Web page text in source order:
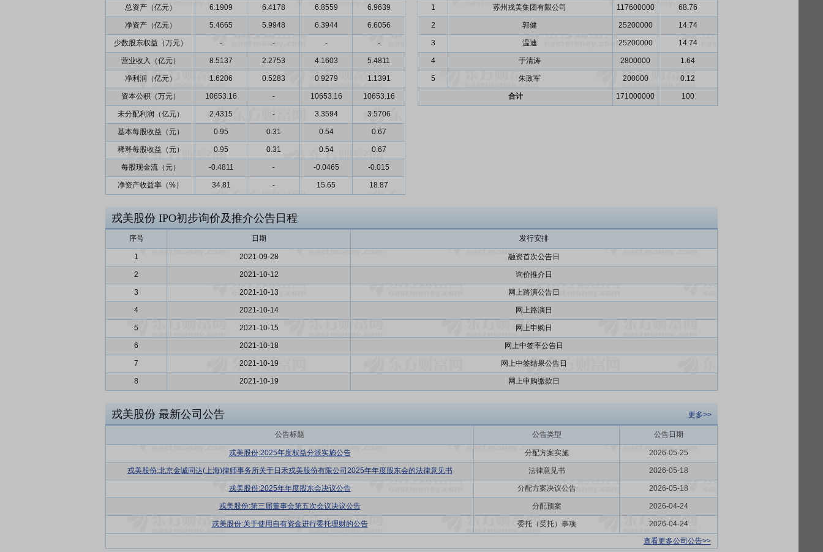
总资产（亿元） 6.1909 6.4178 6.8559 6.9639
净资产（亿元） 5.4665 5.9948 6.3944 6.6056
少数股东权益（万元） - - - -
营业收入（亿元） 8.5137 2.2753 4.1603 5.4811
净利润（亿元） 1.6206 0.5283 0.9279 1.1391
资本公积（万元） 10653.16 - 10653.16 10653.16
未分配利润（亿元） 2.4315 - 3.3594 3.5706
基本每股收益（元） 0.95 0.31 0.54 0.67
稀释每股收益（元） 0.95 0.31 0.54 0.67
每股现金流（元） -0.4811 - -0.0465 -0.015
净资产收益率（%） 34.81 - 15.65 18.87
1 苏州戎美集团有限公司 117600000 68.76
2 郭健 25200000 14.74
3 温迪 25200000 14.74
4 于清涛 2800000 1.64
5 朱政军 200000 0.12
合计 171000000 100
戎美股份 IPO初步询价及推介公告日程
序号 日期 发行安排
1 2021-09-28 融资首次公告日
2 2021-10-12 询价推介日
3 2021-10-13 网上路演公告日
4 2021-10-14 网上路演日
5 2021-10-15 网上申购日
6 2021-10-18 网上中签率公告日
7 2021-10-19 网上中签结果公告日
8 2021-10-19 网上申购缴款日
戎美股份 最新公司公告 更多>>
公告标题 公告类型 公告日期
戎美股份:2025年度权益分派实施公告 分配方案实施 2026-05-25
戎美股份:北京金诚同达(上海)律师事务所关于日禾戎美股份有限公司2025年年度股东会的法律意见书 法律意见书 2026-05-18
戎美股份:2025年年度股东会决议公告 分配方案决议公告 2026-05-18
戎美股份:第三届董事会第五次会议决议公告 分配预案 2026-04-24
戎美股份:关于使用自有资金进行委托理财的公告 委托（受托）事项
2026-04-24
查看更多公司公告>>